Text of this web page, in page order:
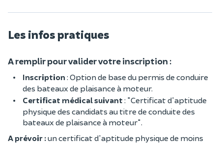
Les infos pratiques
A remplir pour valider votre inscription :
Inscription : Option de base du permis de conduire
des bateaux de plaisance à moteur.
Certificat médical suivant : "Certificat d'aptitude
physique des candidats au titre de conduite des
bateaux de plaisance à moteur".
A prévoir :un certificat d'aptitude physique de moins